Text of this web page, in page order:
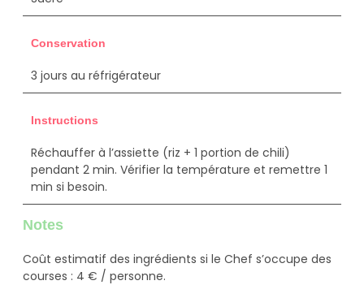
Conservation
3 jours au réfrigérateur
Instructions
Réchauffer à l’assiette (riz + 1 portion de chili)
pendant 2 min. Vérifier la température et remettre 1
min si besoin.
Notes
Coût estimatif des ingrédients si le Chef s’occupe des
courses : 4 € / personne.